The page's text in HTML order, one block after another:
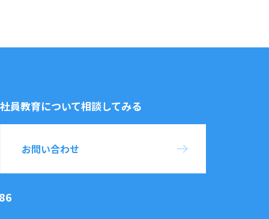
社員教育について相談してみる
お問い合わせ